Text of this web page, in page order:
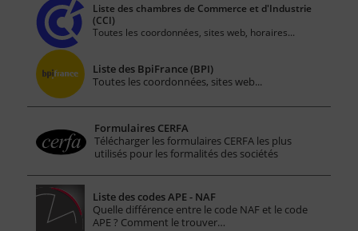
Liste des chambres de Commerce et d'Industrie
(CCI)
Toutes les coordonnées, sites web, horaires...
Liste des BpiFrance (BPI)
Toutes les coordonnées, sites web...
Formulaires CERFA
Télécharger les formulaires CERFA les plus
utilisés pour les formalités des sociétés
Liste des codes APE - NAF
Quelle différence entre le code NAF et le code
APE ? Comment le trouver…